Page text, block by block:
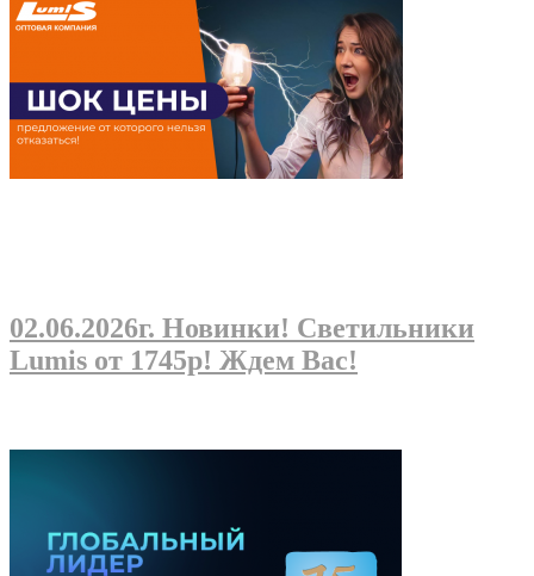
02.06.2026г. Новинки! Светильники
Lumis от 1745р! Ждем Вас!